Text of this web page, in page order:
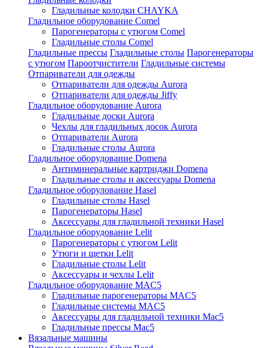
Гладильные колодки CHAYKA
Гладильное оборудование Comel
Парогенераторы с утюгом Comel
Гладильные столы Comel
Гладильные прессы Гладильные столы Парогенераторы
с утюгом Пароотчистители Гладильные системы
Отпариватели для одежды
Отпариватели для одежды Aurora
Отпариватели для одежды Jiffy
Гладильное оборудование Aurora
Гладильные доски Aurora
Чехлы для гладильных досок Aurora
Отпариватели Aurora
Гладильные столы Aurora
Гладильное оборудование Domena
Антиминеральные картриджи Domena
Гладильные столы и аксессуары Domena
Гладильное оборулование Hasel
Гладильные столы Hasel
Парогенераторы Hasel
Аксессуары для гладильной техники Hasel
Гладильное оборудование Lelit
Парогенераторы с утюгом Lelit
Утюги и щетки Lelit
Гладильные столы Lelit
Аксессуары и чехлы Lelit
Гладильное оборудование MAC5
Гладильные парогенераторы MAC5
Гладильные системы MAC5
Аксессуары для гладильной техники Mac5
Гладильные прессы Mac5
Вязальные машины